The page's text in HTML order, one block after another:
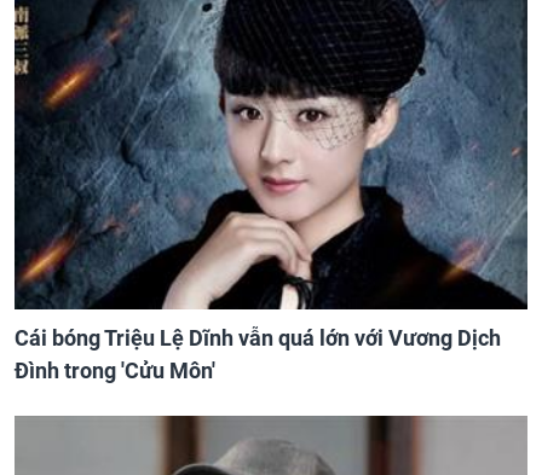
Cái bóng Triệu Lệ Dĩnh vẫn quá lớn với Vương Dịch
Đình trong 'Cửu Môn'